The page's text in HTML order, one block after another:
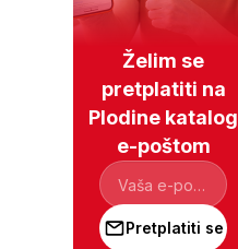
Želim se
pretplatiti na
Plodine katalog
e-poštom
Pretplatiti se